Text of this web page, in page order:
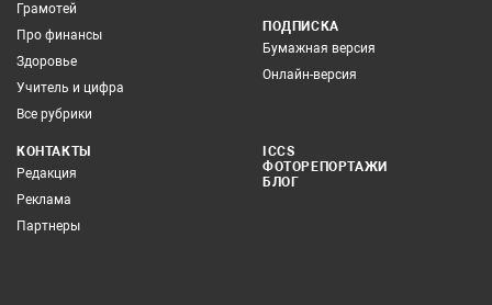
Грамотей
Про финансы
Здоровье
Учитель и цифра
Все рубрики
ПОДПИСКА
Бумажная версия
Онлайн-версия
КОНТАКТЫ
Редакция
Реклама
Партнеры
ICCS
ФОТОРЕПОРТАЖИ
БЛОГ